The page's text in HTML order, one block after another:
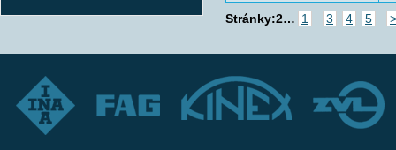
Stránky: 1
2 3 4 5
…